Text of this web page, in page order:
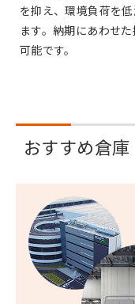
を抑え、環境負荷を低
ます。納期にあわせ
可能です。
おすすめ倉庫